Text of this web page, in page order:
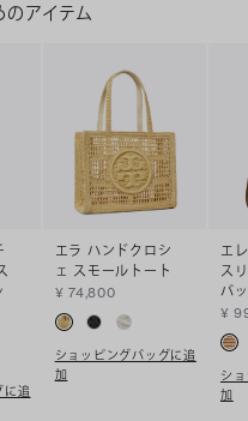
アイテム
に追
エラ ハンドクロシ
ェ スモールトート
¥ 74,800
ショッピングバッグに追
加
エ
ス
バ
¥
シ
加